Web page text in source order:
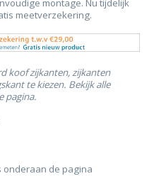
montage. Nu tijdelijk
meetverzekering.
koof zijkanten, zijkanten
te kiezen. Bekijk alle
pagina.
onderaan de pagina